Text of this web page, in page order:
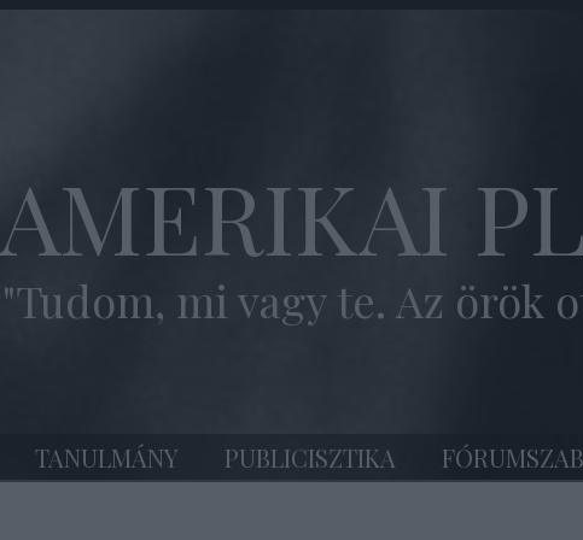
AMERIKAI
"Tudom, mi vagy te. Az örök
TANULMÁNY PUBLICISZTIKA